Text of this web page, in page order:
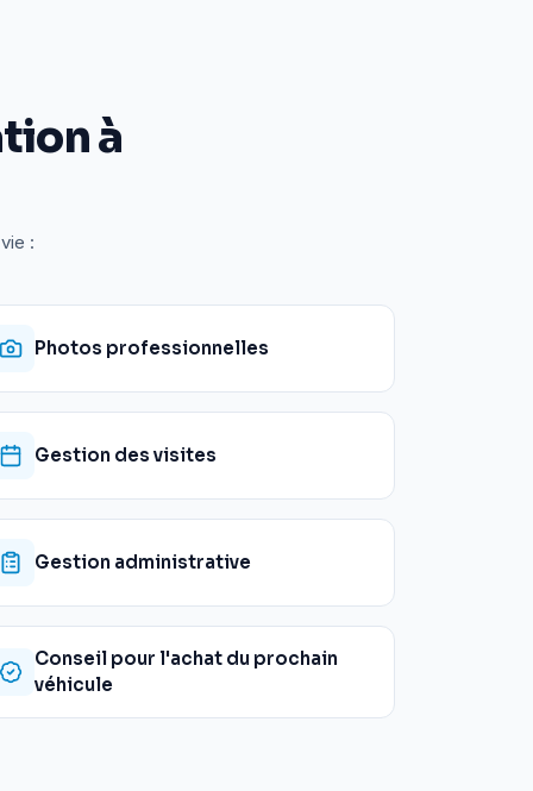
à
:
Photos professionnelles
Gestion des visites
Gestion administrative
Conseil pour l'achat du prochain
véhicule